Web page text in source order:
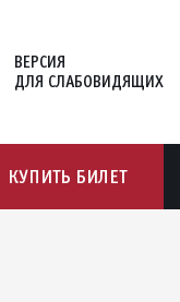
ВЕРСИЯ
ДЛЯ СЛАБОВИДЯЩИХ
КУПИТЬ БИЛЕТ